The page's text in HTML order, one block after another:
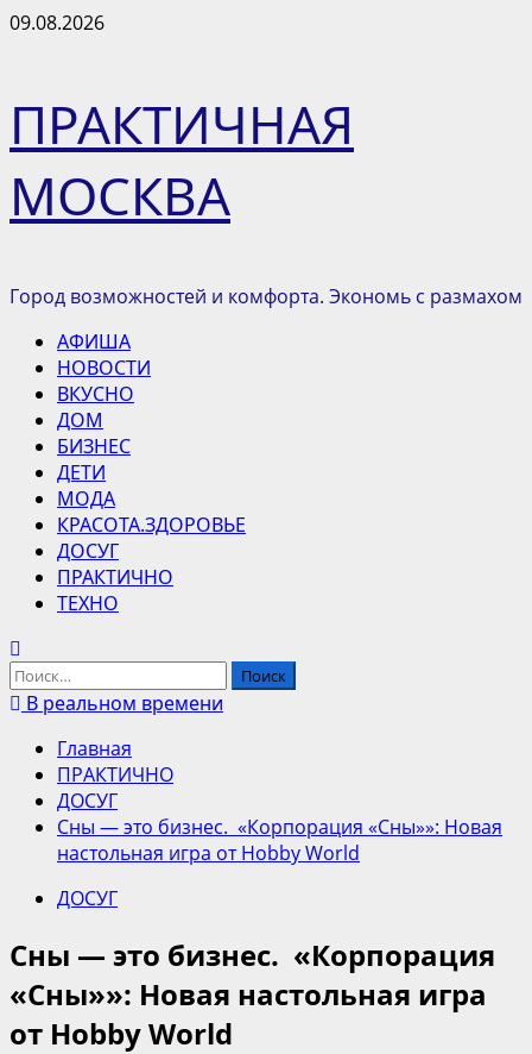
Перейти
09.08.2026
ПРАКТИЧНАЯ
МОСКВА
Город возможностей и комфорта. Экономь с размахом
Основное
меню
АФИША
НОВОСТИ
ВКУСНО
ДОМ
БИЗНЕС
ДЕТИ
МОДА
КРАСОТА.ЗДОРОВЬЕ
ДОСУГ
ПРАКТИЧНО
ТЕХНО
Найти:
В реальном времени
Главная
ПРАКТИЧНО
ДОСУГ
Сны — это бизнес. «Корпорация «Сны»»: Новая
настольная игра от Hobby World
ДОСУГ
Сны — это бизнес. «Корпорация
«Сны»»: Новая настольная игра
от Hobby World